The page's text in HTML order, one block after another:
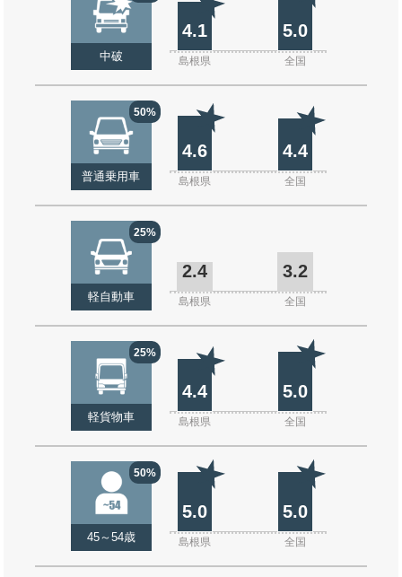
中破
4.1 5.0
島根県 全国
50%
普通乗用車
4.6 4.4
島根県 全国
25%
軽自動車
2.4 3.2
島根県 全国
25%
軽貨物車
4.4 5.0
島根県 全国
50%
45～54歳
5.0 5.0
島根県 全国